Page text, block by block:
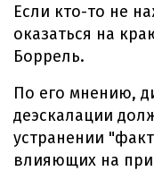
Если кто-то не
оказаться на
Боррель.
По его мнению,
деэскалации
устранении
влияющих на